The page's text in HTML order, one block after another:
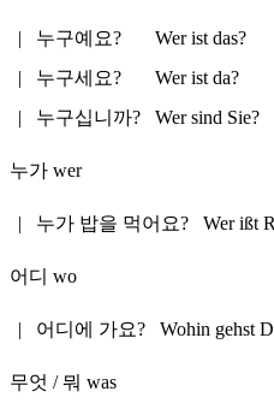
| 누구예요?
Wer ist das?
|
누구세요?
Wer ist da?
|
누구십니까? Wer sind Sie?
누가 wer
| 누가 밥을 먹어요? Wer ißt
어디 wo
| 어디에 가요? Wohin gehst
무엇 / 뭐 was